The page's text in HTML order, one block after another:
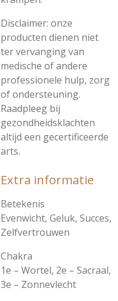
Disclaimer: onze
producten dienen niet
ter vervanging van
medische of andere
professionele hulp, zorg
of ondersteuning.
Raadpleeg bij
gezondheidsklachten
altijd een gecertificeerde
arts.
Extra informatie
Betekenis
Evenwicht, Geluk, Succes,
Zelfvertrouwen
Chakra
1e – Wortel, 2e – Sacraal,
3e – Zonnevlecht